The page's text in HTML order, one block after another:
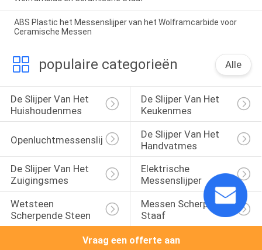
ABS Plastic het Messenslijper van het Wolframcarbide voor
Ceramische Messen
populaire categorieën Alle
De Slijper Van Het
Huishoudenmes
De Slijper Van Het
Keukenmes
Openluchtmessenslijper
De Slijper Van Het
Handvatmes
De Slijper Van Het
Zuigingsmes
Elektrische
Messenslijper
Wetsteen
Scherpende Steen
Messen Scherpende
Staaf
Vraag een offerte aan